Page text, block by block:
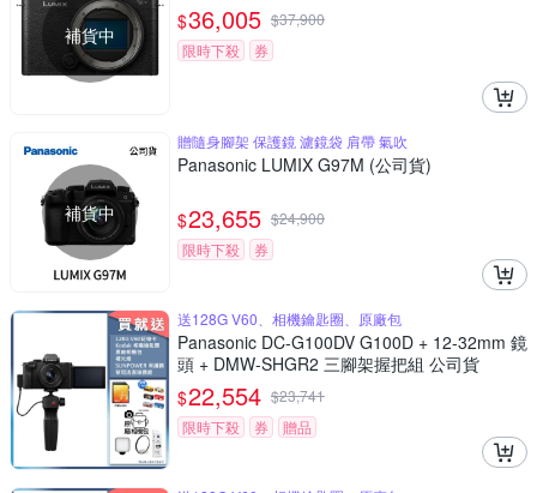
補貨中
$36,005 $37,900
限時下殺
券
補貨中
贈隨身腳架 保護鏡 濾鏡袋 肩帶 氣吹
Panasonic LUMIX G97M (公司貨)
$23,655 $24,900
限時下殺
券
送128G V60、相機鑰匙圈、原廠包
Panasonic DC-G100DV G100D + 12-32mm 鏡
頭 + DMW-SHGR2 三腳架握把組 公司貨
$22,554 $23,741
限時下殺
券 贈品